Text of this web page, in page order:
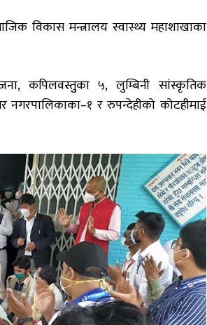
विकास मन्त्रालय स्वास्थ्य महाशाखाका
कपिलवस्तुुका ५, लुम्बिनी सा‌ंस्कृतिक
नगरपालिकाका–१ र रुपन्देहीको कोटहीमाई